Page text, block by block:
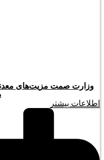
وزارت صمت مزیت‌های
اطلاعات بیشتر